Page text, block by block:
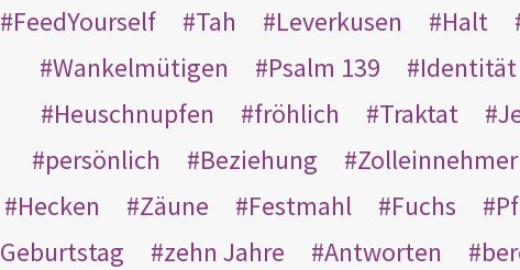
FeedYourself
Tah Leverkusen Halt
Wankelmütigen
Psalm 139 Identität
Heuschnupfen
fröhlich Traktat
persönlich
Beziehung Zolleinnehmer
Hecken
Zäune Festmahl Fuchs
Geburtstag
zehn Jahre Antworten